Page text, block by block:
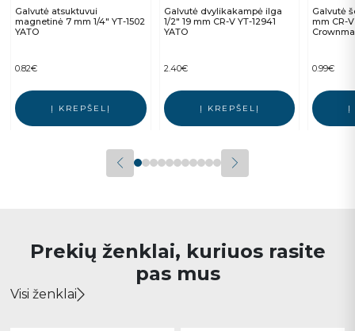
Galvutė atsuktuvui
magnetinė 7 mm 1/4″ YT-1502
YATO
0.82€
Į KREPŠELĮ
Galvutė dvylikakampė ilga
1/2″ 19 mm CR-V YT-12941
YATO
2.40€
Į KREPŠELĮ
Galvutė
mm CR-
0.99€
Į
Prekių ženklai, kuriuos rasite
pas mus
Visi ženklai